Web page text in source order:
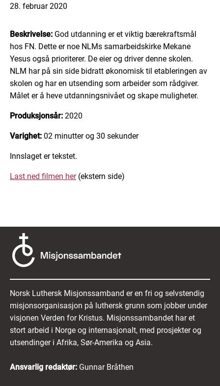
28. februar 2020
Beskrivelse: God utdanning er et viktig bærekraftsmål
hos FN. Dette er noe NLMs samarbeidskirke Mekane
Yesus også prioriterer. De eier og driver denne skolen.
NLM har på sin side bidratt økonomisk til etableringen av
skolen og har en utsending som arbeider som rådgiver.
Målet er å heve utdanningsnivået og skape muligheter.
Produksjonsår: 2020
Varighet: 02 minutter og 30 sekunder
Innslaget er tekstet.
Last ned filmen her(ekstern side)
Norsk Luthersk Misjonssamband er en fri og selvstendig
misjonsorganisasjon på luthersk grunn som jobber under
visjonen Verden for Kristus. Misjonssambandet har et
stort arbeid i Norge og internasjonalt, med prosjekter og
utsendinger i Afrika, Sør-Amerika og Asia.
Ansvarlig redaktør: Gunnar Bråthen